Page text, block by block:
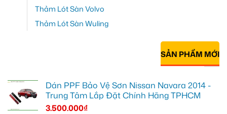
Thảm Lót Sàn Volvo
Thảm Lót Sàn Wuling
SẢN PHẨM MỚI
Dán PPF Bảo Vệ Sơn Nissan Navara 2014 -
Trung Tâm Lắp Đặt Chính Hãng TPHCM
3.500.000₫